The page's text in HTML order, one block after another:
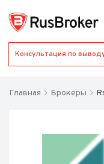
Главная Брокеры